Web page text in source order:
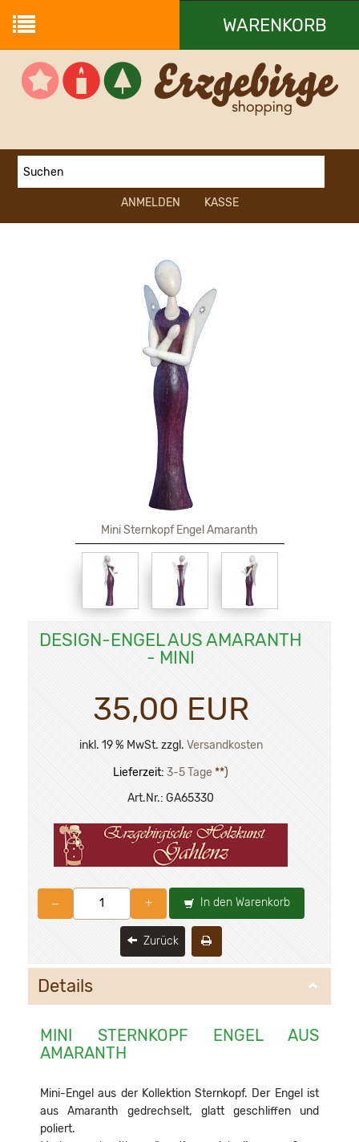
WARENKORB
Ihr Warenkorb ist leer.
ANMELDEN KASSE
Mini Sternkopf Engel Amaranth
DESIGN-ENGEL AUS AMARANTH
- MINI
35,00 EUR
inkl. 19 % MwSt. zzgl. Versandkosten
Lieferzeit: 3-5 Tage **)
Art.Nr.: GA65330
– + In den Warenkorb
Zurück
Details
MINI STERNKOPF ENGEL AUS
AMARANTH
Mini-Engel aus der Kollektion Sternkopf. Der Engel ist
aus Amaranth gedrechselt, glatt geschliffen und
poliert.